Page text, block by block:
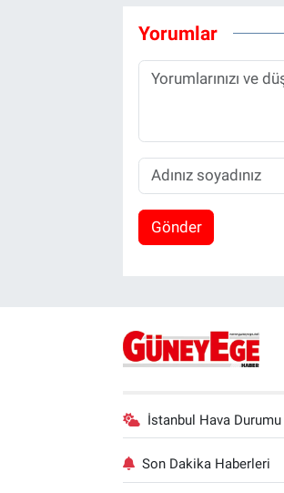
Yorumlar
Gönder
İstanbul Hava Durumu
Son Dakika Haberleri